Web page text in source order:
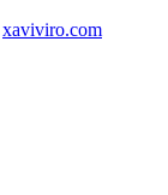
xaviviro.com